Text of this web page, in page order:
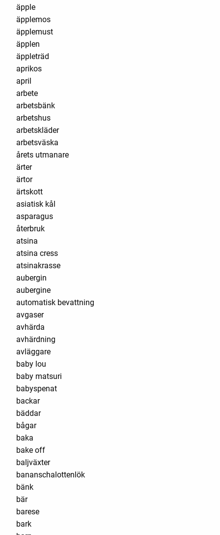
äpple
äpplemos
äpplemust
äpplen
äppleträd
aprikos
april
arbete
arbetsbänk
arbetshus
arbetskläder
arbetsväska
årets utmanare
ärter
ärtor
ärtskott
asiatisk kål
asparagus
återbruk
atsina
atsina cress
atsinakrasse
aubergin
aubergine
automatisk bevattning
avgaser
avhärda
avhärdning
avläggare
baby lou
baby matsuri
babyspenat
backar
bäddar
bågar
baka
bake off
baljväxter
bananschalottenlök
bänk
bär
barese
bark